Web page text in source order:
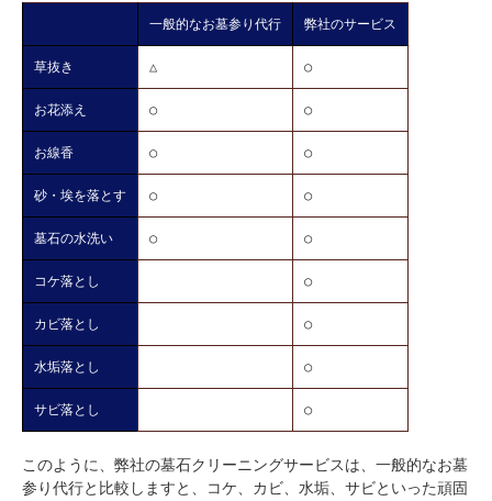
一般的なお墓参り代行 弊社のサービス
草抜き △ ○
お花添え ○ ○
お線香 ○ ○
砂・埃を落とす ○ ○
墓石の水洗い ○ ○
コケ落とし ○
カビ落とし ○
水垢落とし ○
サビ落とし ○
このように、弊社の墓石クリーニングサービスは、一般的なお墓
参り代行と比較しますと、コケ、カビ、水垢、サビといった頑固